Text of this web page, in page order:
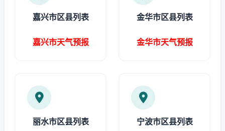
嘉兴市区县列表
嘉兴市天气预报
金华市区县列表
金华市天气预报
丽水市区县列表 宁波市区县列表